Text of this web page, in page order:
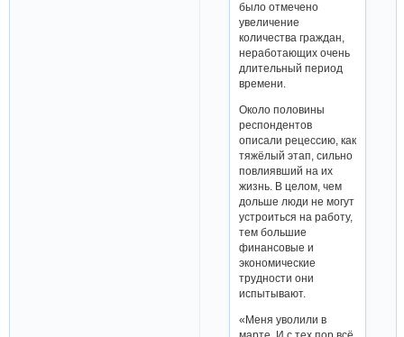
было отмечено
увеличение
количества граждан,
неработающих очень
длительный период
времени.
Около половины
респондентов
описали рецессию, как
тяжёлый этап, сильно
повлиявший на их
жизнь. В целом, чем
дольше люди не могут
устроиться на работу,
тем большие
финансовые и
экономические
трудности они
испытывают.
«Меня уволили в
марте. И с тех пор всё